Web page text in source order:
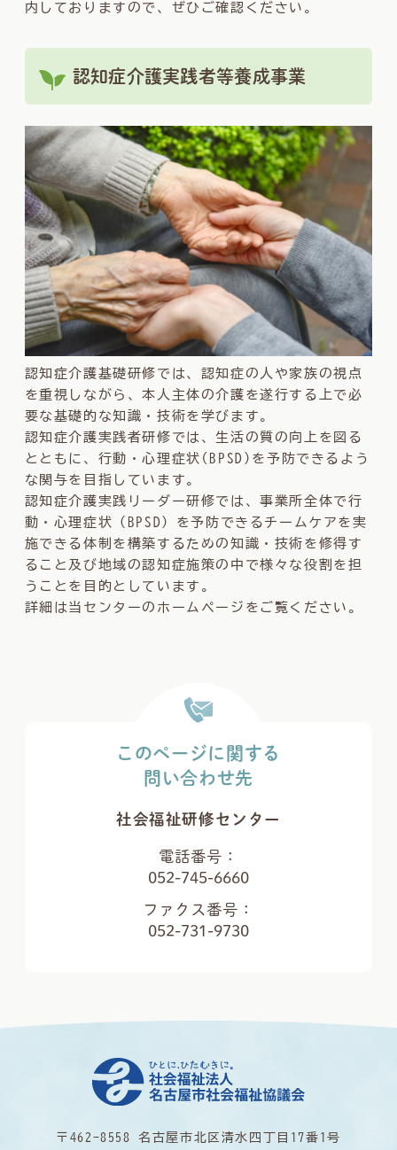
内しておりますので、ぜひご確認ください。
認知症介護実践者等養成事業
認知症介護基礎研修では、認知症の人や家族の視点
を重視しながら、本人主体の介護を遂行する上で必
要な基礎的な知識・技術を学びます。
認知症介護実践者研修では、生活の質の向上を図る
とともに、行動・心理症状(BPSD)を予防できるよう
な関与を目指しています。
認知症介護実践リーダー研修では、事業所全体で行
動・心理症状（BPSD）を予防できるチームケアを実
施できる体制を構築するための知識・技術を修得す
ること及び地域の認知症施策の中で様々な役割を担
うことを目的としています。
詳細は当センターのホームページをご覧ください。
このページに関する
問い合わせ先
社会福祉研修センター
電話番号：
052-745-6660
ファクス番号：
052-731-9730
〒462-8558 名古屋市北区清水四丁目17番1号